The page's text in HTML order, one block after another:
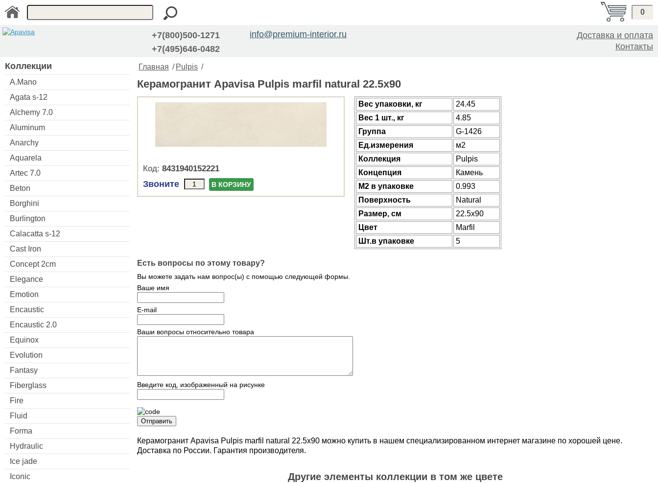
0
+7(800)500-1271
+7(495)646-0482
info@premium-interior.ru
Доставка и оплата
Контакты
Коллекции
A.Mano
Agata s-12
Alchemy 7.0
Aluminum
Anarchy
Aquarela
Artec 7.0
Beton
Borghini
Burlington
Calacatta s-12
Cast Iron
Concept 2cm
Elegance
Emotion
Encaustic
Encaustic 2.0
Equinox
Evolution
Fantasy
Fiberglass
Fire
Fluid
Forma
Hydraulic
Ice jade
Iconic
Главная / Pulpis /
Керамогранит Apavisa Pulpis marfil natural 22.5x90
Код: 8431940152221
Звоните В КОРЗИНУ
Веc упаковки, кг
24.45
Вес 1 шт., кг
4.85
Группа
G-1426
Ед.измерения
м2
Коллекция
Pulpis
Концепция
Камень
М2 в упаковке
0.993
Поверхность
Natural
Размер, см
22.5x90
Цвет
Marfil
Шт.в упаковке
5
Есть вопросы по этому товару?
Вы можете задать нам вопрос(ы) с помощью следующей формы.
Ваше имя
E-mail
Ваши вопросы относительно товара
Введите код, изображенный на рисунке
Отправить
Керамогранит Apavisa Pulpis marfil natural 22.5x90 можно купить в нашем специализированном интернет магазине по хорошей цене.
Доставка по России. Гарантия производителя.
Другие элементы коллекции в том же цвете